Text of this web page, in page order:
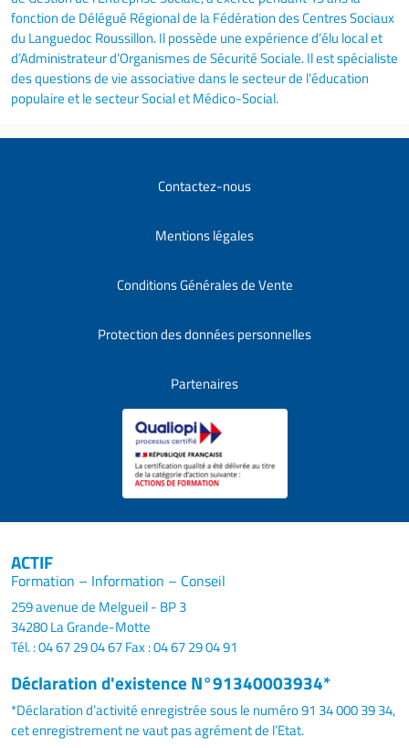
fonction de Délégué Régional de la Fédération des Centres Sociaux
du Languedoc Roussillon. Il possède une expérience d’élu local et
d’Administrateur d’Organismes de Sécurité Sociale. Il est spécialiste
des questions de vie associative dans le secteur de l’éducation
populaire et le secteur Social et Médico-Social.
Contactez-nous
Mentions légales
Conditions Générales de Vente
Protection des données personnelles
Partenaires
ACTIF
Formation – Information – Conseil
259 avenue de Melgueil - BP 3
34280 La Grande-Motte
Tél. : 04 67 29 04 67Fax : 04 67 29 04 91
Déclaration d'existence N°91340003934*
*Déclaration d’activité enregistrée sous le numéro 91 34 000 39 34,
cet enregistrement ne vaut pas agrément de l’Etat.